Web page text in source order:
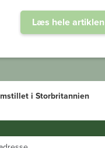
Læs hele artiklen
i Storbritannien